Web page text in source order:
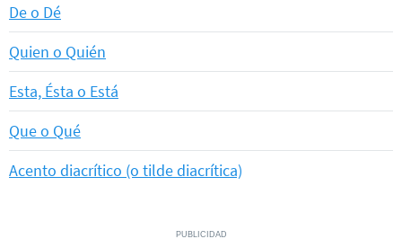
De o Dé
Quien o Quién
Esta, Ésta o Está
Que o Qué
Acento diacrítico (o tilde diacrítica)